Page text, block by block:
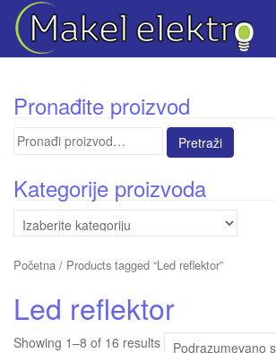
Pronađite proizvod
Pretraga
Kategorije proizvoda
Početna / Products tagged “Led reflektor”
Led reflektor
Showing 1–8 of 16 results